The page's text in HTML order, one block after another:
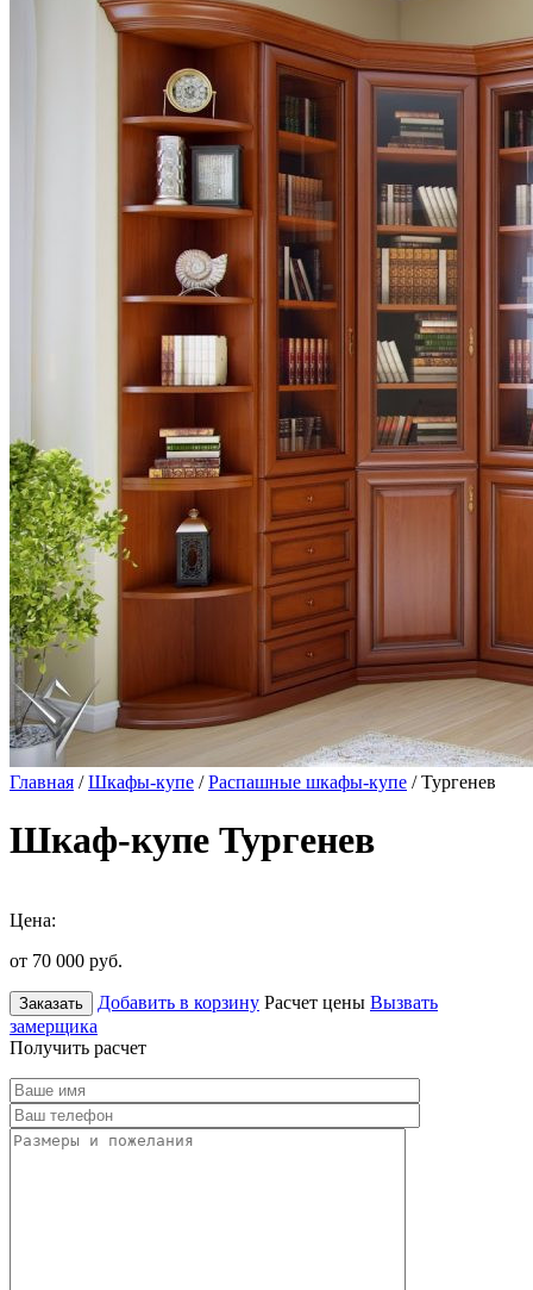
Главная /Шкафы-купе /Распашные шкафы-купе / Тургенев
Шкаф-купе Тургенев
Цена:
от 70 000 руб.
Заказать Добавить в корзину Расчет цены Вызвать
замерщика
Получить расчет